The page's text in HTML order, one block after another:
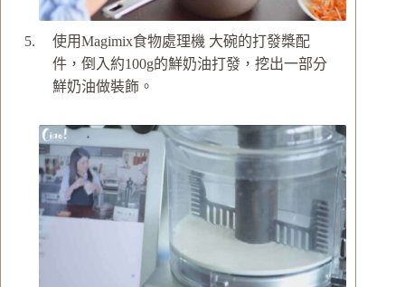
使用Magimix食物處理機 大碗的打發槳配
件，倒入約100g的鮮奶油打發，挖出一部分
鮮奶油做裝飾。